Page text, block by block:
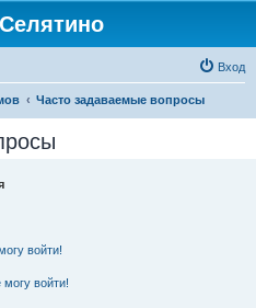
Вход
Часто задаваемые вопросы
войти!
войти!